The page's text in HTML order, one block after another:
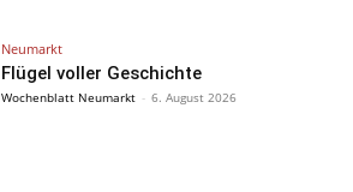
Neumarkt
Flügel voller Geschichte
Wochenblatt Neumarkt - 6. August 2026